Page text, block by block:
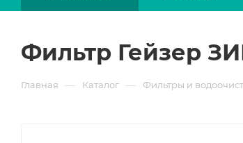
Фильтр Гейзер
Главная — Каталог — Фильтры и